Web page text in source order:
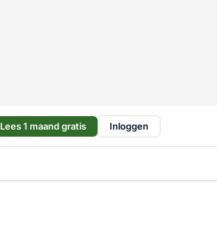
Lees 1 maand gratis Inloggen